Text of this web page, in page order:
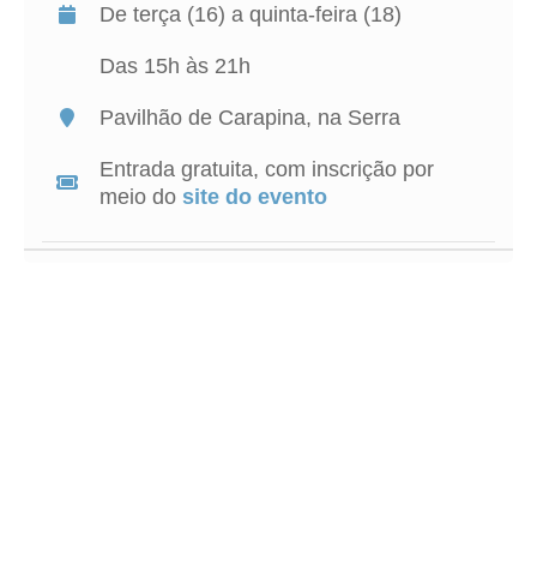
De terça (16) a quinta-feira (18)
Das 15h às 21h
Pavilhão de Carapina, na Serra
Entrada gratuita, com inscrição por
meio do site do evento